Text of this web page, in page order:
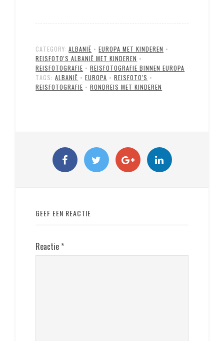
CATEGORY:ALBANIË •EUROPA MET KINDEREN •
REISFOTO'S ALBANIË MET KINDEREN •
REISFOTOGRAFIE •REISFOTOGRAFIE BINNEN EUROPA
TAGS:ALBANIË •EUROPA •REISFOTO'S •
REISFOTOGRAFIE •RONDREIS MET KINDEREN
GEEF EEN REACTIE
Reactie *